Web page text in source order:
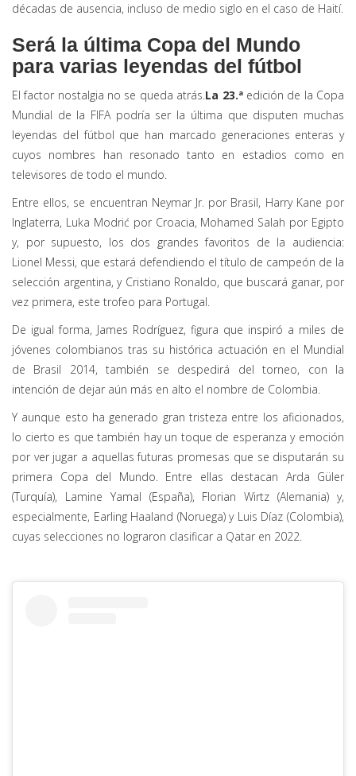
décadas de ausencia, incluso de medio siglo en el caso de Haití.
Será la última Copa del Mundo
para varias leyendas del fútbol
El factor nostalgia no se queda atrás.La 23.ªedición de la Copa
Mundial de la FIFA podría ser la última que disputen muchas
leyendas del fútbol que han marcado generaciones enteras y
cuyos nombres han resonado tanto en estadios como en
televisores de todo el mundo.
Entre ellos, se encuentran Neymar Jr. por Brasil, Harry Kane por
Inglaterra, Luka Modrić por Croacia, Mohamed Salah por Egipto
y, por supuesto, los dos grandes favoritos de la audiencia:
Lionel Messi, que estará defendiendo el título de campeón de la
selección argentina, y Cristiano Ronaldo, que buscará ganar, por
vez primera, este trofeo para Portugal.
De igual forma, James Rodríguez, figura que inspiró a miles de
jóvenes colombianos tras su histórica actuación en el Mundial
de Brasil 2014, también se despedirá del torneo, con la
intención de dejar aún más en alto el nombre de Colombia.
Y aunque esto ha generado gran tristeza entre los aficionados,
lo cierto es que también hay un toque de esperanza y emoción
por ver jugar a aquellas futuras promesas que se disputarán su
primera Copa del Mundo. Entre ellas destacan Arda Güler
(Turquía), Lamine Yamal (España), Florian Wirtz (Alemania) y,
especialmente, Earling Haaland (Noruega) y Luis Díaz (Colombia),
cuyas selecciones no lograron clasificar a Qatar en 2022.